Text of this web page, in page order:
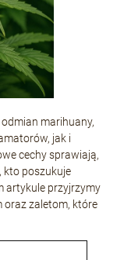
marihuany,
jak i
cechy sprawiają,
kto poszukuje
artykule przyjrzymy
oraz zaletom, które